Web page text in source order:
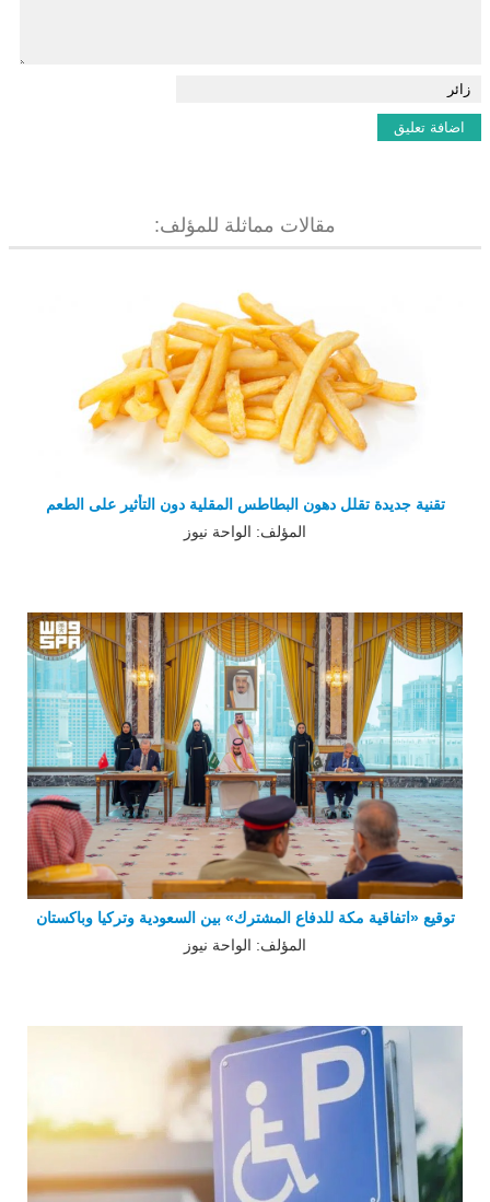
مقالات مماثلة للمؤلف:
تقنية جديدة تقلل دهون البطاطس المقلية دون التأثير على الطعم
المؤلف: الواحة نيوز
توقيع «اتفاقية مكة للدفاع المشترك» بين السعودية وتركيا وباكستان
المؤلف: الواحة نيوز